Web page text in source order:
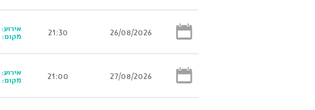
26/08/2026
21:30 אירוע:
מקום:
27/08/2026
21:00 אירוע:
מקום: